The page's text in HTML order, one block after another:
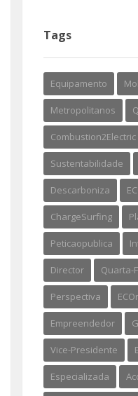
Tags
Equipamento
Metropolitanos
Combustion2Electric
Sustentabilidade
Descarboniza
ChargeSurfing
Peticaopublica
Director Quarta-
Perspectiva
Empreendedor
Vice-Presidente
Especializada